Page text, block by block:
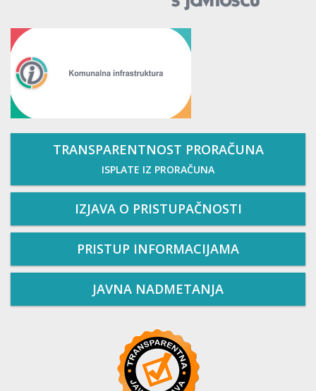
TRANSPARENTNOST PRORAČUNA
ISPLATE IZ PRORAČUNA
IZJAVA O PRISTUPAČNOSTI
PRISTUP INFORMACIJAMA
JAVNA NADMETANJA